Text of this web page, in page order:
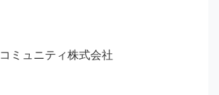
ミュニティ株式会社